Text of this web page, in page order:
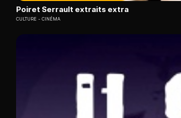
Poiret Serrault extraits extra
CULTURE CINÉMA